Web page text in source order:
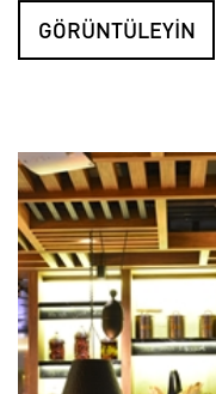
GÖRÜNTÜLEYİN